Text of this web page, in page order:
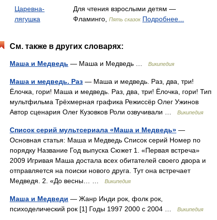
Царевна-
лягушка
Для чтения взрослыми детям —
Фламинго,
Пять сказок Подробнее...
См. также в других словарях:
Маша и Медведь — Маша и Медведь … Википедия
Маша и медведь. Раз — Маша и медведь. Раз, два, три!
Ёлочка, гори! Маша и медведь. Раз, два, три! Ёлочка, гори! Тип
мультфильма Трёхмерная графика Режиссёр Олег Ужинов
Автор сценария Олег Кузовков Роли озвучивали …
Википедия
Список серий мультсериала «Маша и Медведь» —
Основная статья: Маша и Медведь Список серий Номер по
порядку Название Год выпуска Сюжет 1. «Первая встреча»
2009 Игривая Маша достала всех обитателей своего двора и
отправляется на поиски нового друга. Тут она встречает
Медведя. 2. «До весны… …
Википедия
Маша и Медведи — Жанр Инди рок, фолк рок,
психоделический рок [1] Годы 1997 2000 с 2004 …
Википедия